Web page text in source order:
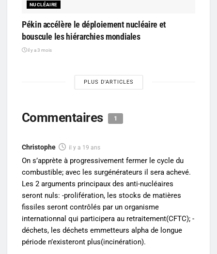
NUCLÉAIRE
Pékin accélère le déploiement nucléaire et
bouscule les hiérarchies mondiales
il y a 3 mois
PLUS D'ARTICLES
Commentaires 1
Christophe il y a 19 ans
On s’apprète à progressivement fermer le cycle du
combustible; avec les surgénérateurs il sera achevé.
Les 2 arguments principaux des anti-nucléaires
seront nuls: -prolifération, les stocks de matières
fissiles seront contrôlés par un organisme
internationnal qui participera au retraitement(CFTC); -
déchets, les déchets emmetteurs alpha de longue
période n’existeront plus(incinération).